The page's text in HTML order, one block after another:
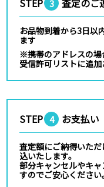
STEP 3 査定のご
お品物到着から3日以
ます
※携帯のアドレスの
受信許可リストに追加
STEP 4 お支払い
査定額にご納得いた
込いたします。
部分キャンセルやキ
すのでご安心ください